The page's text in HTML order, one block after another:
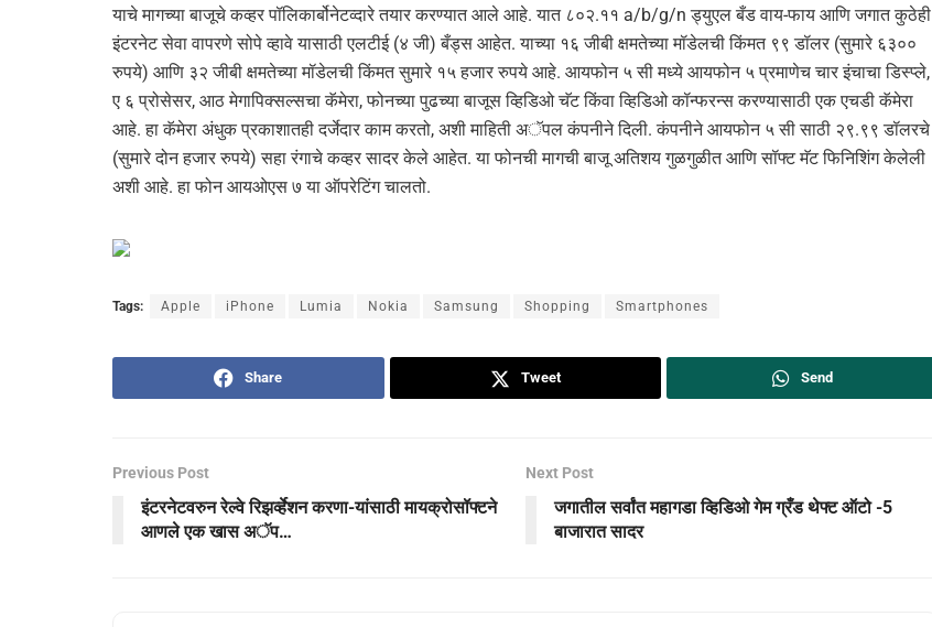
याचे मागच्या बाजूचे कव्हर पॉलिकार्बोनेटव्दारे तयार करण्यात आले आहे. यात ८०२.११ a/b/g/n ड्युएल बँड वाय-फाय आणि जगात कुठेही
इंटरनेट सेवा वापरणे सोपे व्हावे यासाठी एलटीई (४ जी) बँड्स आहेत. याच्या १६ जीबी क्षमतेच्या मॉडेलची किंमत ९९ डॉलर (सुमारे ६३००
रुपये) आणि ३२ जीबी क्षमतेच्या मॉडेलची किंमत सुमारे १५ हजार रुपये आहे. आयफोन ५ सी मध्ये आयफोन ५ प्रमाणेच चार इंचाचा डिस्प्ले,
ए ६ प्रोसेसर, आठ मेगापिक्सल्सचा कॅमेरा, फोनच्या पुढच्या बाजूस व्हिडिओ चॅट किंवा व्हिडिओ कॉन्फरन्स करण्यासाठी एक एचडी कॅमेरा
आहे. हा कॅमेरा अंधुक प्रकाशातही दर्जेदार काम करतो, अशी माहिती अॅपल कंपनीने दिली. कंपनीने आयफोन ५ सी साठी २९.९९ डॉलरचे
(सुमारे दोन हजार रुपये) सहा रंगाचे कव्हर सादर केले आहेत. या फोनची मागची बाजू अतिशय गुळगुळीत आणि सॉफ्ट मॅट फिनिशिंग केलेली
अशी आहे. हा फोन आयओएस ७ या ऑपरेटिंग चालतो.
Tags: Apple iPhone Lumia Nokia Samsung Shopping Smartphones
Share Tweet Send
Previous Post
इंटरनेटवरुन रेल्‍वे रिझर्व्‍हेशन करणा-यांसाठी मायक्रोसॉफ्टने
आणले एक खास अॅप…
Next Post
जगातील सर्वांत महागडा व्हिडिओ गेम ग्रँड थेफ्ट ऑटो -5
बाजारात सादर